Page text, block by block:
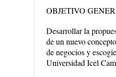
OBJETIVO
Desarrollar la
de un nuevo
de negocios y
Universidad Icel